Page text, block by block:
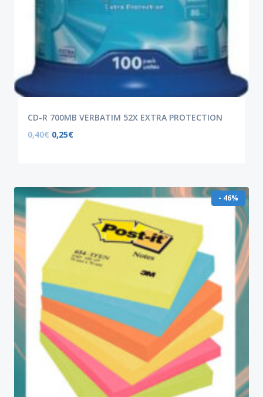
CD-R 700MB VERBATIM 52X EXTRA PROTECTION
0,40€ 0,25€
- 46%